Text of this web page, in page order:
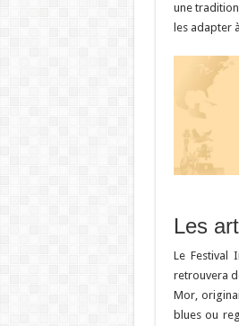
une
les adapter
Les
Le Festival
retrouvera
Mor,
blues ou